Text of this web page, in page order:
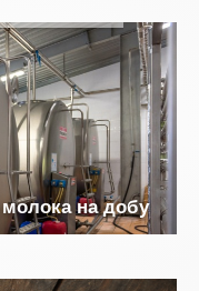
молока на добу